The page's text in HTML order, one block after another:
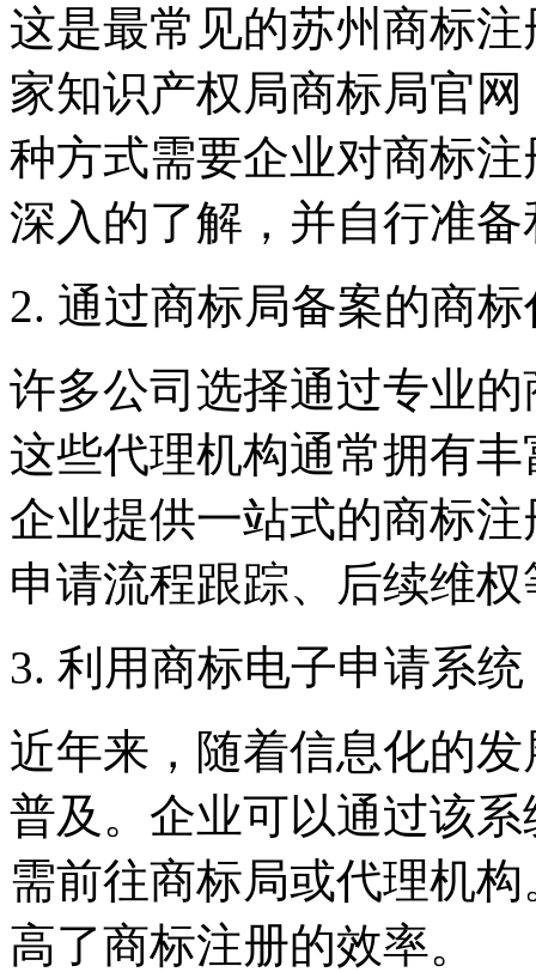
这是最常见的苏州商标注
家知识产权局商标局官
种方式需要企业对商标
深入的了解，并自行准
2. 通过商标局备案的商
许多公司选择通过专业
这些代理机构通常拥有
企业提供一站式的商标
申请流程跟踪、后续维权
3. 利用商标电子申请系统
近年来，随着信息化的
普及。企业可以通过该
需前往商标局或代理机
高了商标注册的效率。